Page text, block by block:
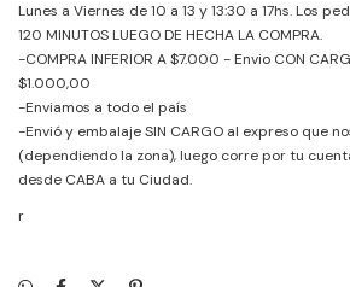
Lunes a Viernes de 10 a 13 y 13:30 a 17hs. Los
120 MINUTOS LUEGO DE HECHA LA COMPRA.
-COMPRA INFERIOR A $7.000 - Envio CON
$1.000,00
-Enviamos a todo el país
-Envió y embalaje SIN CARGO al expreso que
(dependiendo la zona), luego corre por tu
desde CABA a tu Ciudad.
r